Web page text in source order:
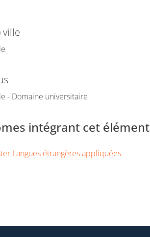
ville
- Domaine universitaire
intégrant cet élément
Langues étrangères appliquées